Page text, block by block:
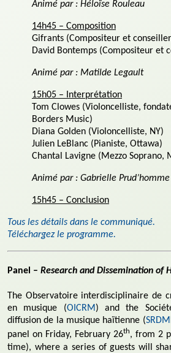
Animé par : Héloïse Rouleau
14h45 – Composition
Gifrants (Compositeur et
David Bontemps (Compositeur et
Animé par : Matilde Legault
15h05 – Interprétation
Tom Clowes (Violoncelliste,
Borders Music)
Diana Golden (Violoncelliste, NY)
Julien LeBlanc (Pianiste, Ottawa)
Chantal Lavigne (Mezzo Soprano,
Animé par : Gabrielle Prud’homme
15h45 – Conclusion
Tous les détails dans le communiqué.
Téléchargez le programme.
Panel – Research and Dissemination of
The Observatoire interdisciplinaire de
en musique (OICRM) and the
diffusion de la musique haïtienne (
panel on Friday, February 26th, from 2
time), where a series of guests will